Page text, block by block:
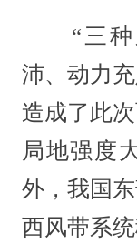
“三种
沛、动力
造成了此
局地强度
外，我国
西风带系